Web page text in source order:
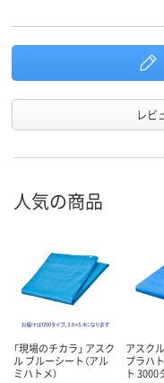
レビ
人気の商品
「現場のチカラ」 アスク
ル ブルーシート（アル
ミハトメ）
アスク
プラハ
ト